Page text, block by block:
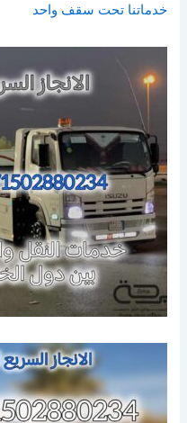
خدماتنا تحت سقف واحد